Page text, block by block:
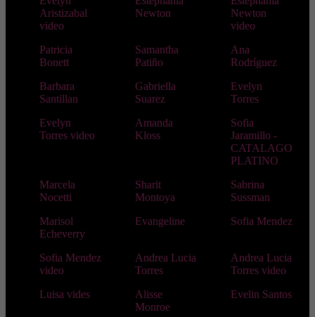
Aristizabal
video
Newton
Newton
video
Patricia
Bonett
Samantha
Patiño
Ana
Rodríguez
Barbara
Santillan
Gabriella
Suarez
Evelyn
Torres
Evelyn
Torres video
Amanda
Kloss
Sofia
Jaramillo -
CATALAGO
PLATINO
Marcela
Nocetti
Sharit
Montoya
Sabrina
Sussman
Marisol
Echeverry
Evangeline Sofia Mendez
Sofia Mendez
video
Andrea Lucia
Torres
Andrea Lucia
Torres video
Luisa vides
Alisse
Monroe
Evelin Santos